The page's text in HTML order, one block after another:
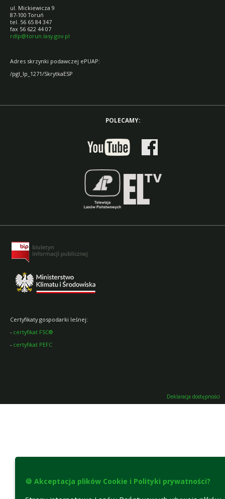
ul. Mickiewicza 9
87-100 Toruń
tel. 56 65 84 347
fax 56 622 44 07
rdlp@torun.lasy.gov.pl
Adres skrzynki podawczej ePUAP:
/pgl_lp_1271/SkrytkaESP
POLECAMY:
Certyfikaty gospodarki leśnej:
- certyfikat FSC®
- certyfikat PEFC
Deklaracja dostępności
🍪 Akceptacja plików Cookie i Polityki prywatności?